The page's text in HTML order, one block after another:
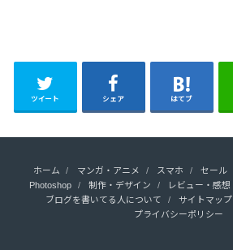
ツイート シェア はてブ
ホーム マンガ・アニメ スマホ セール
Photoshop
制作・デザイン レビュー・感想
ブログを書いてる人について
サイトマップ
プライバシーポリシー